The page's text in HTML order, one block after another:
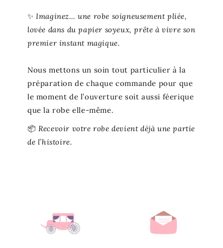
✨ Imaginez… une robe soigneusement pliée,
lovée dans du papier soyeux, prête à vivre son
premier instant magique.
Nous mettons un soin tout particulier à la
préparation de chaque commande pour que
le moment de l’ouverture soit aussi féerique
que la robe elle-même.
📦 Recevoir votre robe devient déjà une partie
de l’histoire.